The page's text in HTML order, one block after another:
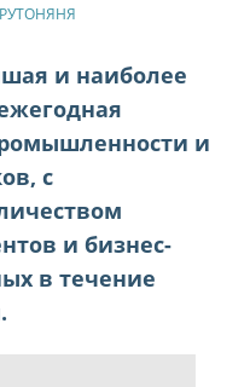
и наиболее
и
с
и бизнес-
в течение